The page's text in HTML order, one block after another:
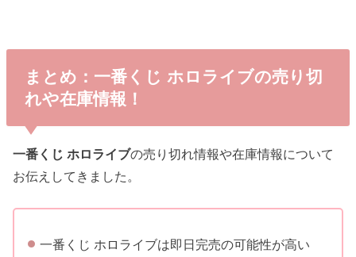
まとめ：一番くじ ホロライブの売り切
れや在庫情報！
一番くじ ホロライブの売り切れ情報や在庫情報について
お伝えしてきました。
一番くじ ホロライブは即日完売の可能性が高い